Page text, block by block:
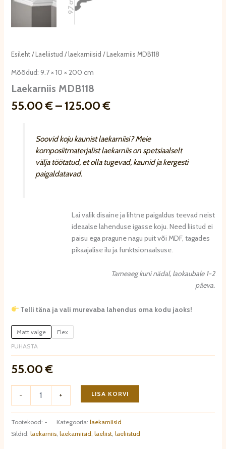
Esileht/ Laeliistud /laekarniisid / Laekarniis MDB118
Mõõdud: 9.7 × 10 × 200 cm
Laekarniis MDB118
55.00€–125.00€Hinnavahemik:
125.00 €
Soovid koju kaunist laekarniisi? Meie
komposiitmaterjalist laekarniis on spetsiaalselt
välja töötatud, et olla tugevad, kaunid ja kergesti
paigaldatavad.
Lai valik disaine ja lihtne paigaldus teevad neist
ideaalse lahenduse igasse koju. Need liistud ei
paisu ega pragune nagu puit või MDF, tagades
pikaajalise ilu ja funktsionaalsuse.
Tarneaeg kuni nädal, laokaubale 1-2
päeva.
Telli täna ja vali murevaba lahendus oma kodu jaoks!
Matt valge
Flex
PUHASTA
55.00€
- + LISA KORVI
Tootekood: - Kategooria: laekarniisid
Sildid: laekarniis, laekarniisid laeliist, laeliistud